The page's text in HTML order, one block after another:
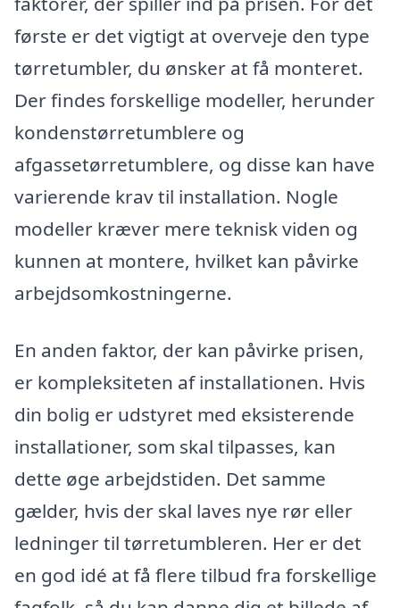
første er det vigtigt at overveje den type
tørretumbler, du ønsker at få monteret.
Der findes forskellige modeller, herunder
kondenstørretumblere og
afgassetørretumblere, og disse kan have
varierende krav til installation. Nogle
modeller kræver mere teknisk viden og
kunnen at montere, hvilket kan påvirke
arbejdsomkostningerne.
En anden faktor, der kan påvirke prisen,
er kompleksiteten af installationen. Hvis
din bolig er udstyret med eksisterende
installationer, som skal tilpasses, kan
dette øge arbejdstiden. Det samme
gælder, hvis der skal laves nye rør eller
ledninger til tørretumbleren. Her er det
en god idé at få flere tilbud fra forskellige